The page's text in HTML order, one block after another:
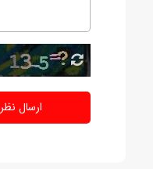
ارسال نظر